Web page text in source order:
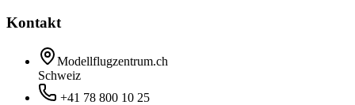
Kontakt
Modellflugzentrum.ch
Schweiz
+41 78 800 10 25